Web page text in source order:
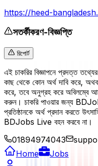
https://heed-
সতর্কীকরণ-বিজ্ঞপ্তি
রিপোর্ট
এই চাকরির বিজ্ঞাপনে প্রদত্ত
কাছ থেকে কোন অর্থ দাবি করে,
করে, তবে অনুগ্রহ করে অবিলম্বে
করুন। চাকরি পাওয়ার জন্য
প্রতিষ্ঠানকে অর্থ প্রদান করতে
BDJobs Live বহন করবে না।
01894974043
Home
Jobs